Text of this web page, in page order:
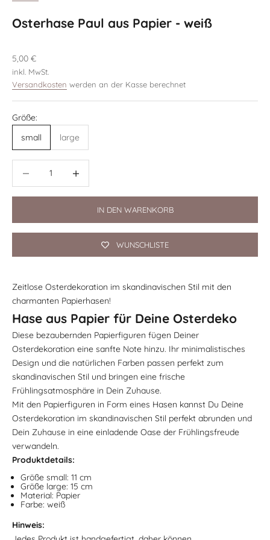
Osterhase Paul aus Papier - weiß
Angebot
5,00 €
inkl. MwSt.
Versandkosten werden an der Kasse berechnet
Größe:
small
large
IN DEN WARENKORB
WUNSCHLISTE
Zeitlose Osterdekoration im skandinavischen Stil mit den
charmanten Papierhasen!
Hase aus Papier für Deine Osterdeko
Diese bezaubernden Papierfiguren fügen Deiner
Osterdekoration eine sanfte Note hinzu. Ihr minimalistisches
Design und die natürlichen Farben passen perfekt zum
skandinavischen Stil und bringen eine frische
Frühlingsatmosphäre in Dein Zuhause.
Mit den Papierfiguren in Form eines Hasen kannst Du Deine
Osterdekoration im skandinavischen Stil perfekt abrunden und
Dein Zuhause in eine einladende Oase der Frühlingsfreude
verwandeln.
Produktdetails:
Größe small: 11 cm
Größe large: 15 cm
Material: Papier
Farbe: weiß
Hinweis: